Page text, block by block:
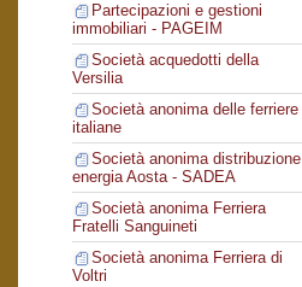
Partecipazioni e gestioni
immobiliari - PAGEIM
Società acquedotti della
Versilia
Società anonima delle ferriere
italiane
Società anonima distribuzione
energia Aosta - SADEA
Società anonima Ferriera
Fratelli Sanguineti
Società anonima Ferriera di
Voltri